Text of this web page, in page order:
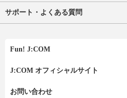
サポート・よくある質問
Fun! J:COM
J:COM オフィシャルサイト
お問い合わせ